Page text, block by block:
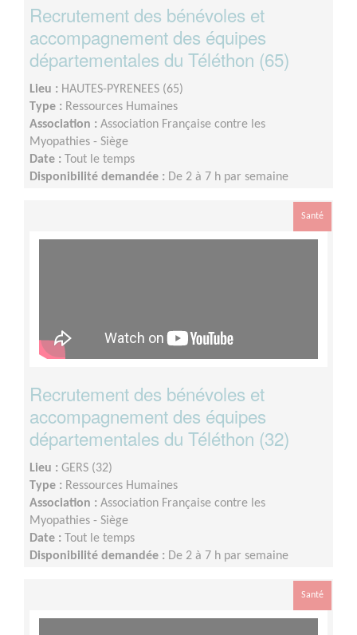
Recrutement des bénévoles et
accompagnement des équipes
départementales du Téléthon (65)
Lieu : HAUTES-PYRENEES (65)
Type : Ressources Humaines
Association : Association Française contre les
Myopathies - Siège
Date :
Tout le temps
Disponibilité demandée : De 2 à 7 h par semaine
Santé
Recrutement des bénévoles et
accompagnement des équipes
départementales du Téléthon (32)
Lieu : GERS (32)
Type : Ressources Humaines
Association : Association Française contre les
Myopathies - Siège
Date :
Tout le temps
Disponibilité demandée : De 2 à 7 h par semaine
Santé